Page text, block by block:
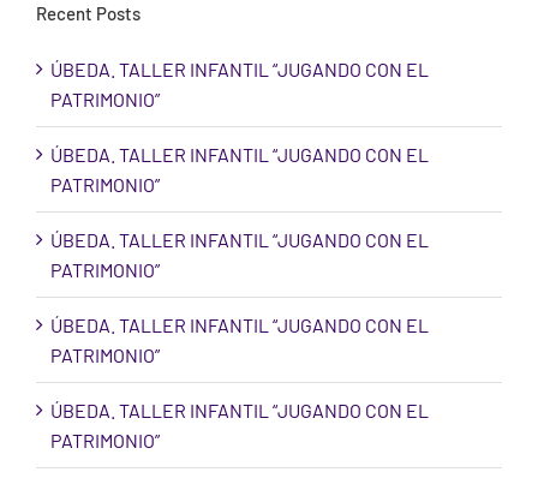
Recent Posts
ÚBEDA. TALLER INFANTIL “JUGANDO CON EL
PATRIMONIO”
ÚBEDA. TALLER INFANTIL “JUGANDO CON EL
PATRIMONIO”
ÚBEDA. TALLER INFANTIL “JUGANDO CON EL
PATRIMONIO”
ÚBEDA. TALLER INFANTIL “JUGANDO CON EL
PATRIMONIO”
ÚBEDA. TALLER INFANTIL “JUGANDO CON EL
PATRIMONIO”